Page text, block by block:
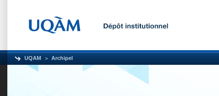
UQAM Archipel